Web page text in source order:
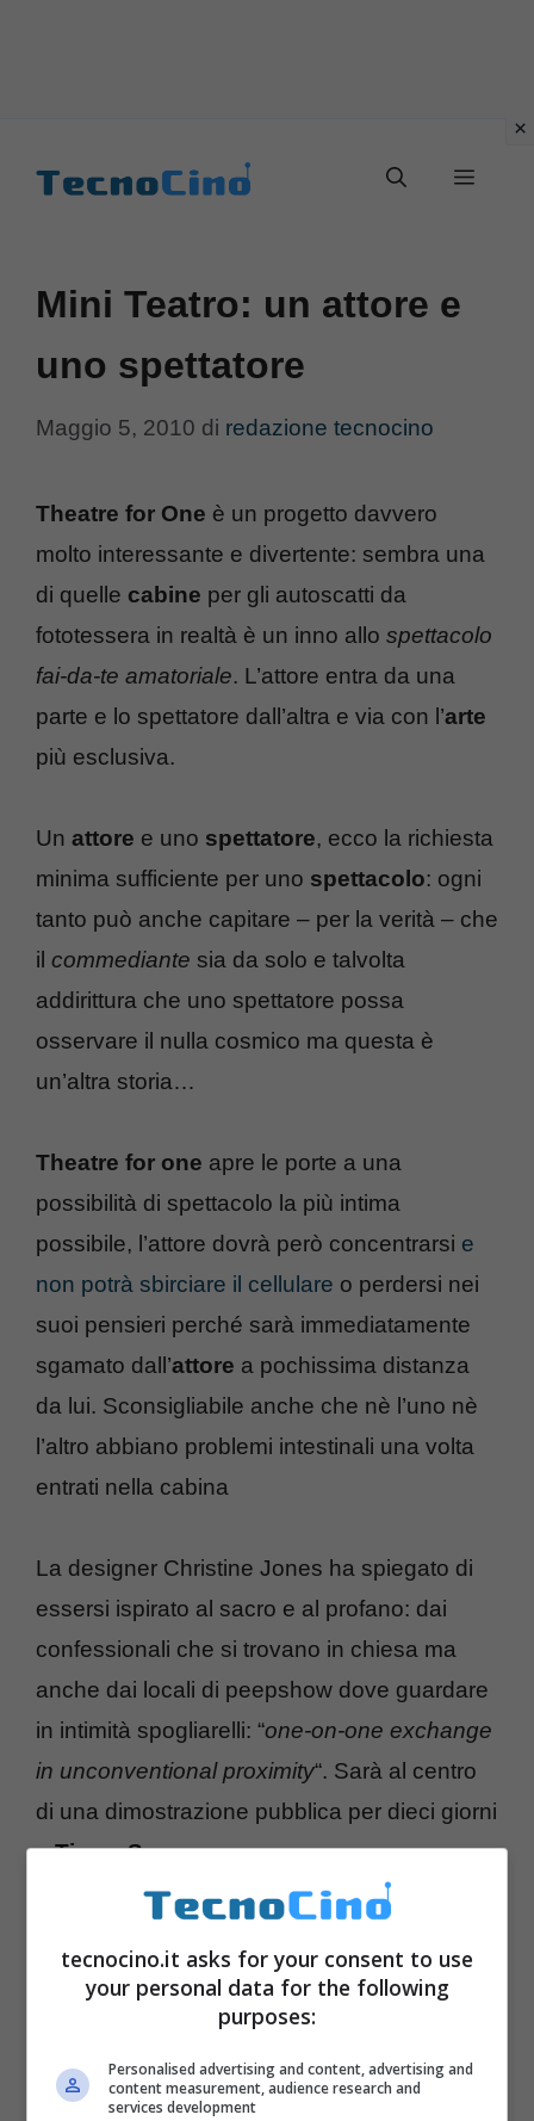
Menu
Mini Teatro: un attore e
uno spettatore
Maggio 5, 2010 di redazione tecnocino
Theatre for One è un progetto davvero
molto interessante e divertente: sembra una
di quelle cabine per gli autoscatti da
fototessera in realtà è un inno allo spettacolo
fai-da-te amatoriale. L’attore entra da una
parte e lo spettatore dall’altra e via con l’arte
più esclusiva.
Un attore e uno spettatore, ecco la richiesta
minima sufficiente per uno spettacolo: ogni
tanto può anche capitare – per la verità – che
il commediante sia da solo e talvolta
addirittura che uno spettatore possa
osservare il nulla cosmico ma questa è
un’altra storia…
Theatre for one apre le porte a una
possibilità di spettacolo la più intima
possibile, l’attore dovrà però concentrarsi e
non potrà sbirciare il cellulare o perdersi nei
suoi pensieri perché sarà immediatamente
sgamato dall’attore a pochissima distanza
da lui. Sconsigliabile anche che nè l’uno nè
l’altro abbiano problemi intestinali una volta
entrati nella cabina
La designer Christine Jones ha spiegato di
essersi ispirato al sacro e al profano: dai
confessionali che si trovano in chiesa ma
anche dai locali di peepshow dove guardare
in intimità spogliarelli: “one-on-one exchange
in unconventional proximity“. Sarà al centro
di una dimostrazione pubblica per dieci giorni
aTimes Square
tecnocino.it asks for your consent to use
your personal data for the following
purposes:
Personalised advertising and content, advertising and
content measurement, audience research and
services development